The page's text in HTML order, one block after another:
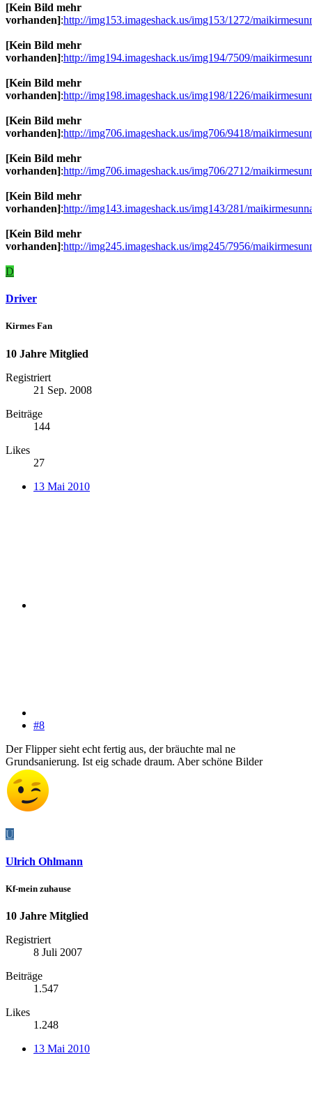
[Kein Bild mehr
vorhanden]:http://img153.imageshack.us/img153/1272/
[Kein Bild mehr
vorhanden]:http://img194.imageshack.us/img194/7509/
[Kein Bild mehr
vorhanden]:http://img198.imageshack.us/img198/1226/
[Kein Bild mehr
vorhanden]:http://img706.imageshack.us/img706/9418/
[Kein Bild mehr
vorhanden]:http://img706.imageshack.us/img706/2712/
[Kein Bild mehr
vorhanden]:http://img143.imageshack.us/img143/281/
[Kein Bild mehr
vorhanden]:http://img245.imageshack.us/img245/7956/
D
Driver
Kirmes Fan
10 Jahre Mitglied
Registriert
21 Sep. 2008
Beiträge
144
Likes
27
13 Mai 2010
#8
Der Flipper sieht echt fertig aus, der bräuchte mal ne
Grundsanierung. Ist eig schade draum. Aber schöne Bilder
U
Ulrich Ohlmann
Kf-mein zuhause
10 Jahre Mitglied
Registriert
8 Juli 2007
Beiträge
1.547
Likes
1.248
13 Mai 2010